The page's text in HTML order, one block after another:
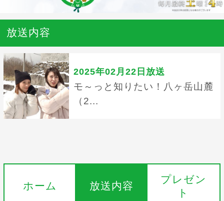
放送内容
2025年02月22日放送
モ～っと知りたい！八ヶ岳山麓
（2...
ホーム 放送内容
プレゼン
ト